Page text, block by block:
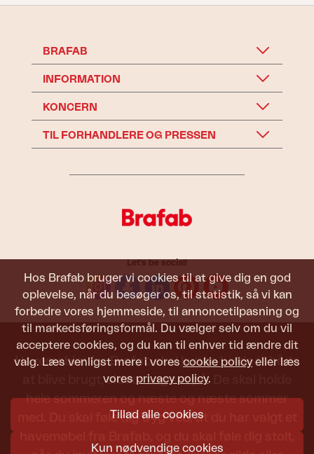
Hos Brafab bruger vi cookies til at give dig en god
oplevelse, når du besøger os, til statistik, så vi kan
forbedre vores hjemmeside, til annoncetilpasning og
til markedsføringsformål. Du vælger selv om du vil
acceptere cookies, og du kan til enhver tid ændre dit
valg. Læs venligst mere i vores cookie policy eller læs
vores privacy policy.
Tillad alle cookies
Kun nødvendige cookies
BRAFAB
INFORMATION
KONCERN
TIL FORHANDLERE OG PRESSEN
Let's be social!
Havemøbler fra Brafab skal kunne holde til både
at blive brugt, siddet i og set på. De skal holde
hele sommeren og næste og næste sommer
med. Du skal føle dig tryg ved, at du har valgt et